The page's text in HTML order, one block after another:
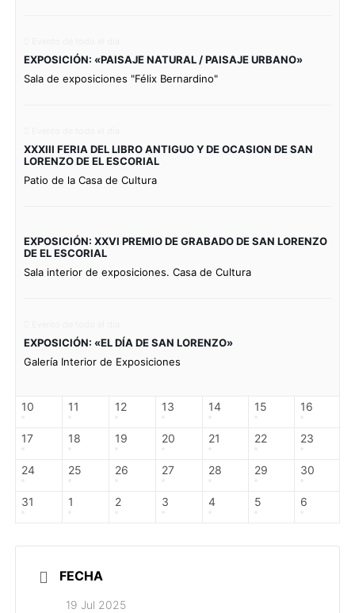
EXPOSICIÓN: «PAISAJE NATURAL / PAISAJE URBANO»
Sala de exposiciones "Félix Bernardino"
XXXIII FERIA DEL LIBRO ANTIGUO Y DE OCASION DE SAN
LORENZO DE EL ESCORIAL
Patio de la Casa de Cultura
EXPOSICIÓN: XXVI PREMIO DE GRABADO DE SAN LORENZO
DE EL ESCORIAL
Sala interior de exposiciones. Casa de Cultura
EXPOSICIÓN: «EL DÍA DE SAN LORENZO»
Galería Interior de Exposiciones
10 11 12 13 14 15 16
17 18 19 20 21 22 23
24 25 26 27 28 29 30
31 1 2 3 4 5 6
FECHA
19 Jul 2025